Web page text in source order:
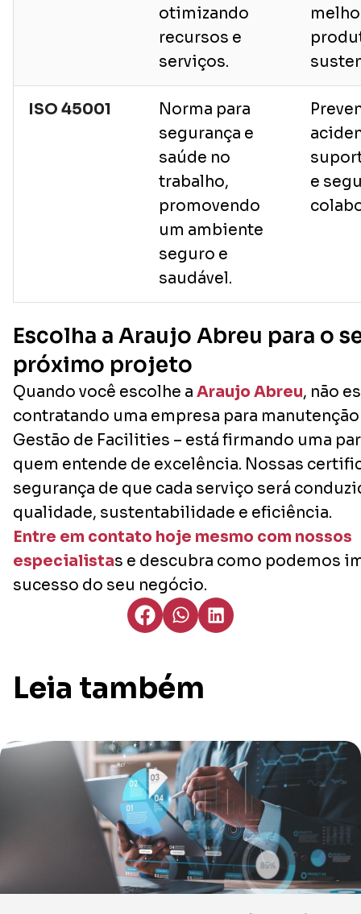
otimizando
recursos e
serviços.
ISO 45001
Norma para
segurança e
saúde no
trabalho,
promovendo
um ambiente
seguro e
saudável.
e
Escolha a Araujo Abreu para o
próximo projeto
Quando você escolhe a Araujo Abreu, não
contratando uma empresa para
Gestão de Facilities – está firmando uma
quem entende de excelência. Nossas
segurança de que cada serviço será
qualidade, sustentabilidade e eficiência.
Entre em contato hoje mesmo com nossos
especialistas e descubra como podemos
sucesso do seu negócio.
Leia também